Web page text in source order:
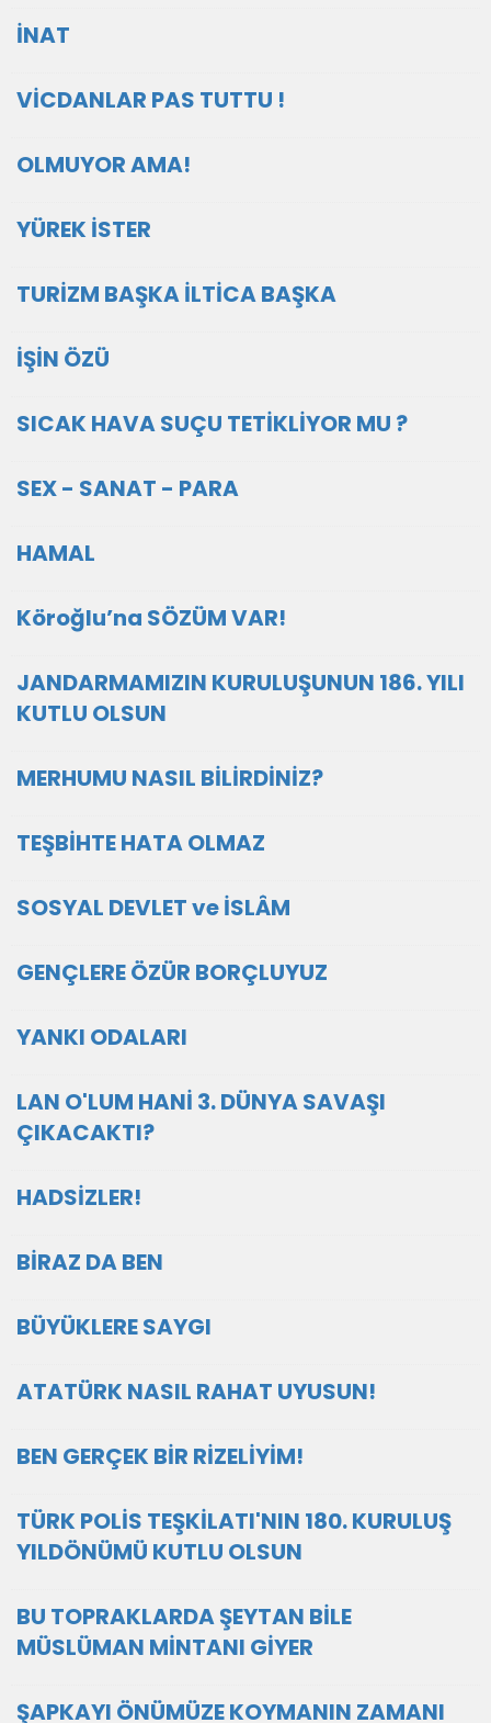
İNAT
VİCDANLAR PAS TUTTU !
OLMUYOR AMA!
YÜREK İSTER
TURİZM BAŞKA İLTİCA BAŞKA
İŞİN ÖZÜ
SICAK HAVA SUÇU TETİKLİYOR MU ?
SEX - SANAT - PARA
HAMAL
Köroğlu’na SÖZÜM VAR!
JANDARMAMIZIN KURULUŞUNUN 186. YILI
KUTLU OLSUN
MERHUMU NASIL BİLİRDİNİZ?
TEŞBİHTE HATA OLMAZ
SOSYAL DEVLET ve İSLÂM
GENÇLERE ÖZÜR BORÇLUYUZ
YANKI ODALARI
LAN O'LUM HANİ 3. DÜNYA SAVAŞI
ÇIKACAKTI?
HADSİZLER!
BİRAZ DA BEN
BÜYÜKLERE SAYGI
ATATÜRK NASIL RAHAT UYUSUN!
BEN GERÇEK BİR RİZELİYİM!
TÜRK POLİS TEŞKİLATI'NIN 180. KURULUŞ
YILDÖNÜMÜ KUTLU OLSUN
BU TOPRAKLARDA ŞEYTAN BİLE
MÜSLÜMAN MİNTANI GİYER
ŞAPKAYI ÖNÜMÜZE KOYMANIN ZAMANI